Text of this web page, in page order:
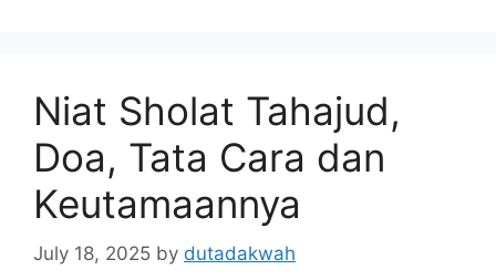
Niat Sholat Tahajud,
Doa, Tata Cara dan
Keutamaannya
July 18, 2025 by dutadakwah